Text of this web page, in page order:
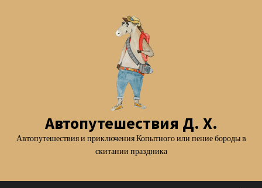
Автопутешествия Д. Х.
Автопутешествия и приключения Копытного или пение бороды в
скитании праздника